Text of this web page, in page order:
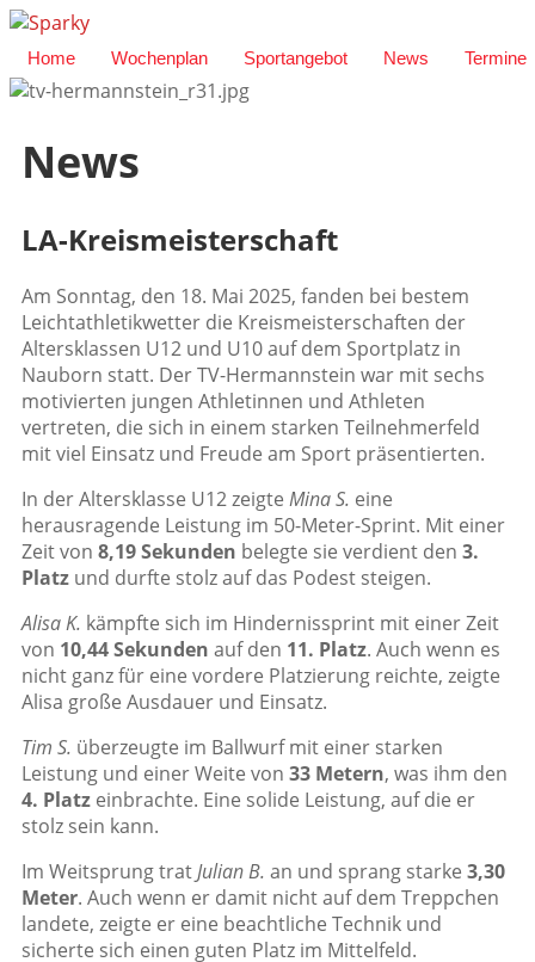
Home Wochenplan Sportangebot News Termine
News
LA-Kreismeisterschaft
Am Sonntag, den 18. Mai 2025, fanden bei bestem
Leichtathletikwetter die Kreismeisterschaften der
Altersklassen U12 und U10 auf dem Sportplatz in
Nauborn statt. Der TV-Hermannstein war mit sechs
motivierten jungen Athletinnen und Athleten
vertreten, die sich in einem starken Teilnehmerfeld
mit viel Einsatz und Freude am Sport präsentierten.
In der Altersklasse U12 zeigte Mina S. eine
herausragende Leistung im 50-Meter-Sprint. Mit einer
Zeit von 8,19 Sekunden belegte sie verdient den 3.
Platz und durfte stolz auf das Podest steigen.
Alisa K. kämpfte sich im Hindernissprint mit einer Zeit
von 10,44 Sekunden auf den 11. Platz. Auch wenn es
nicht ganz für eine vordere Platzierung reichte, zeigte
Alisa große Ausdauer und Einsatz.
Tim S. überzeugte im Ballwurf mit einer starken
Leistung und einer Weite von 33 Metern, was ihm den
4. Platz einbrachte. Eine solide Leistung, auf die er
stolz sein kann.
Im Weitsprung tratJulian B. an und sprang starke 3,30
Meter. Auch wenn er damit nicht auf dem Treppchen
landete, zeigte er eine beachtliche Technik und
sicherte sich einen guten Platz im Mittelfeld.